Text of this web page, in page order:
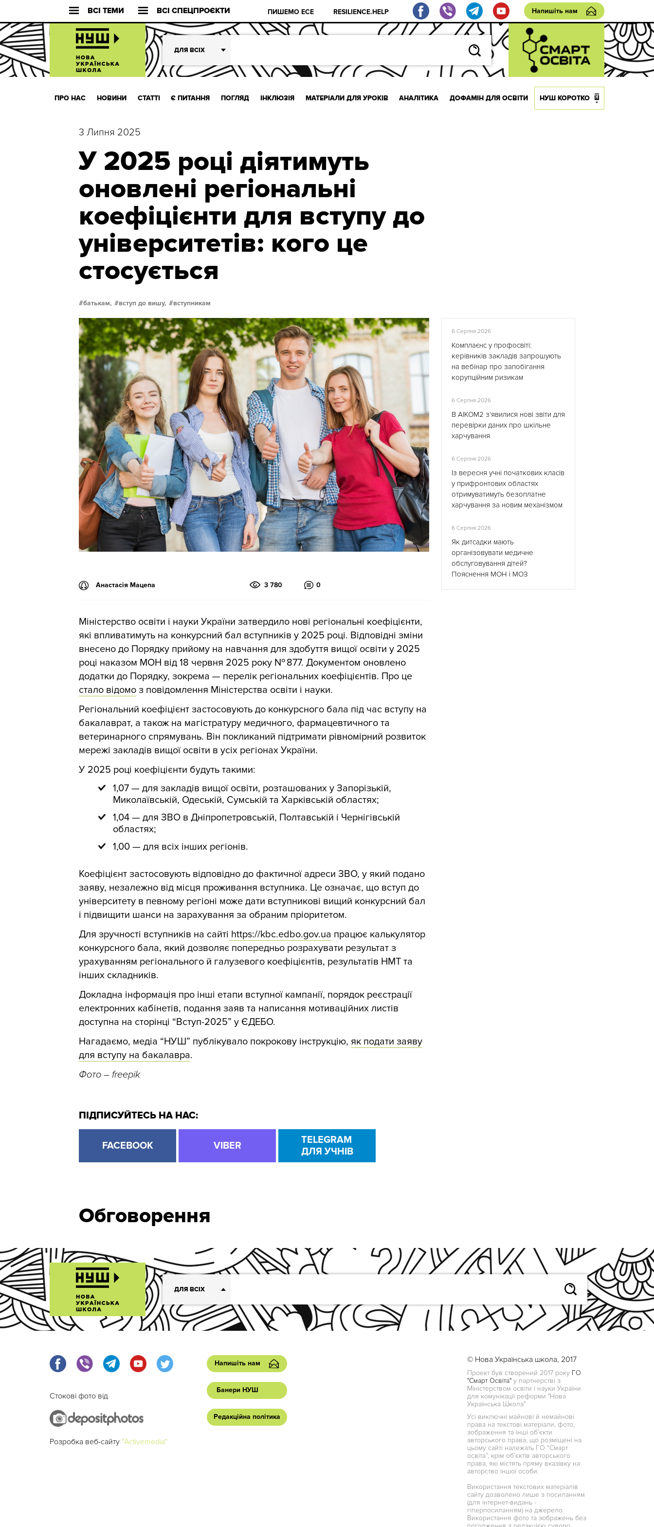
ВСІ ТЕМИ ВСІ СПЕЦПРОЄКТИ ПИШЕМО ЕСЕ RESILIENCE.HELP Напишіть нам
ДЛЯ ВСІХ
ПРО НАС НОВИНИ СТАТТІ Є ПИТАННЯ ПОГЛЯД ІНКЛЮЗІЯ МАТЕРІАЛИ ДЛЯ УРОКІВ АНАЛІТИКА ДОФАМІН ДЛЯ ОСВІТИ НУШ КОРОТКО
3 Липня 2025
У 2025 році діятимуть
оновлені регіональні
коефіцієнти для вступу до
університетів: кого це
стосується
батькам, вступ до вишу, вступникам
Анастасія Мацепа 3 780 0
Міністерство освіти і науки України затвердило нові регіональні коефіцієнти,
які впливатимуть на конкурсний бал вступників у 2025 році. Відповідні зміни
внесено до Порядку прийому на навчання для здобуття вищої освіти у 2025
році наказом МОН від 18 червня 2025 року № 877. Документом оновлено
додатки до Порядку, зокрема — перелік регіональних коефіцієнтів. Про це
стало відомо з повідомлення Міністерства освіти і науки.
Регіональний коефіцієнт застосовують до конкурсного бала під час вступу на
бакалаврат, а також на магістратуру медичного, фармацевтичного та
ветеринарного спрямувань. Він покликаний підтримати рівномірний розвиток
мережі закладів вищої освіти в усіх регіонах України.
У 2025 році коефіцієнти будуть такими:
1,07 — для закладів вищої освіти, розташованих у Запорізькій,
Миколаївській, Одеській, Сумській та Харківській областях;
1,04 — для ЗВО в Дніпропетровській, Полтавській і Чернігівській
областях;
1,00 — для всіх інших регіонів.
Коефіцієнт застосовують відповідно до фактичної адреси ЗВО, у який подано
заяву, незалежно від місця проживання вступника. Це означає, що вступ до
університету в певному регіоні може дати вступникові вищий конкурсний бал
і підвищити шанси на зарахування за обраним пріоритетом.
Для зручності вступників на сайті https://kbc.edbo.gov.ua працює калькулятор
конкурсного бала, який дозволяє попередньо розрахувати результат з
урахуванням регіонального й галузевого коефіцієнтів, результатів НМТ та
інших складників.
Докладна інформація про інші етапи вступної кампанії, порядок реєстрації
електронних кабінетів, подання заяв та написання мотиваційних листів
доступна на сторінці “Вступ-2025” у ЄДЕБО.
Нагадаємо, медіа “НУШ” публікувало покрокову інструкцію, як подати заяву
для вступу на бакалавра.
Фото – freepik
ПІДПИСУЙТЕСЬ НА НАС:
FACEBOOK VIBER
TELEGRAM
ДЛЯ УЧНІВ
6 Серпня 2026
Комплаєнс у профосвіті:
керівників закладів запрошують
на вебінар про запобігання
корупційним ризикам
6 Серпня 2026
В АІКОМ2 з’явилися нові звіти для
перевірки даних про шкільне
харчування
6 Серпня 2026
Із вересня учні початкових класів
у прифронтових областях
отримуватимуть безоплатне
харчування за новим механізмом
6 Серпня 2026
Як дитсадки мають
організовувати медичне
обслуговування дітей?
Пояснення МОН і МОЗ
Обговорення
ДЛЯ ВСІХ
Стокові фото від
Розробка веб-сайту "Activemedia"
Напишіть нам
Банери НУШ
Редакційна політика
© Нова Українська школа, 2017
Проект був створений 2017 року ГО
"Смарт Освіта" у партнерстві з
Міністерством освіти і науки України
для комунікації реформи "Нова
Українська Школа"
Усі виключні майнові й немайнові
права на текстові матеріали, фото,
зображення та інші об’єкти
авторського права, що розміщені на
цьому сайті належать ГО “Смарт
освіта”, крім об’єктів авторського
права, які містять пряму вказівку на
авторство іншої особи.
Використання текстових матеріалів
сайту дозволено лише з посиланням
(для інтернет-видань -
гіперпосиланням) на джерело.
Використання фото та зображень без